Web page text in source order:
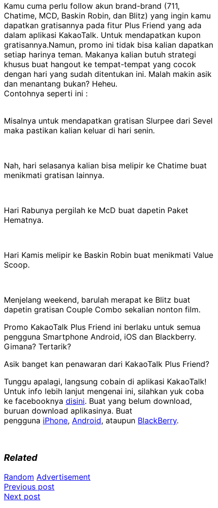
Kamu cuma perlu follow akun brand-brand (711,
Chatime, MCD, Baskin Robin, dan Blitz) yang ingin kamu
dapatkan gratisannya pada fitur Plus Friend yang ada
dalam aplikasi KakaoTalk. Untuk mendapatkan kupon
gratisannya.Namun, promo ini tidak bisa kalian dapatkan
setiap harinya teman. Makanya kalian butuh strategi
khusus buat hangout ke tempat-tempat yang cocok
dengan hari yang sudah ditentukan ini. Malah makin asik
dan menantang bukan? Heheu.
Contohnya seperti ini :
Misalnya untuk mendapatkan gratisan Slurpee dari Sevel
maka pastikan kalian keluar di hari senin.
Nah, hari selasanya kalian bisa melipir ke Chatime buat
menikmati gratisan lainnya.
Hari Rabunya pergilah ke McD buat dapetin Paket
Hematnya.
Hari Kamis melipir ke Baskin Robin buat menikmati Value
Scoop.
Menjelang weekend, barulah merapat ke Blitz buat
dapetin gratisan Couple Combo sekalian nonton film.
Promo KakaoTalk Plus Friend ini berlaku untuk semua
pengguna Smartphone Android, iOS dan Blackberry.
Gimana? Tertarik?
Asik banget kan penawaran dari KakaoTalk Plus Friend?
Tunggu apalagi, langsung cobain di aplikasi KakaoTalk!
Untuk info lebih lanjut mengenai ini, silahkan yuk coba
ke facebooknya disini. Buat yang belum download,
buruan download aplikasinya. Buat
pengguna iPhone, Android, ataupun BlackBerry.
Related
Random Advertisement
Post
navigation
Previous post
Next post